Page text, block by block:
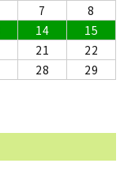
7
8
14
15
21
22
28
29